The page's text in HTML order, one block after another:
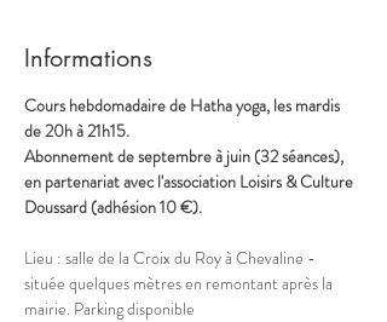
Informations
Cours hebdomadaire de Hatha yoga, les mardis
de 20h à 21h15.
Abonnement de septembre à juin (32 séances),
en partenariat avec l'association Loisirs & Culture
Doussard (adhésion 10 €).
Lieu : salle de la Croix du Roy à Chevaline -
située quelques mètres en remontant après la
mairie. Parking disponible